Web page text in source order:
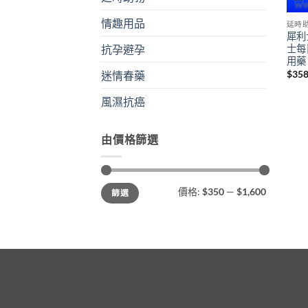
情趣用品
抗孕避孕
迷情春藥
風濕抗癌
由價格篩選
最
低
價
最
高
價
篩選 價格: $350 — $1,600
延時
犀
士每
用
$